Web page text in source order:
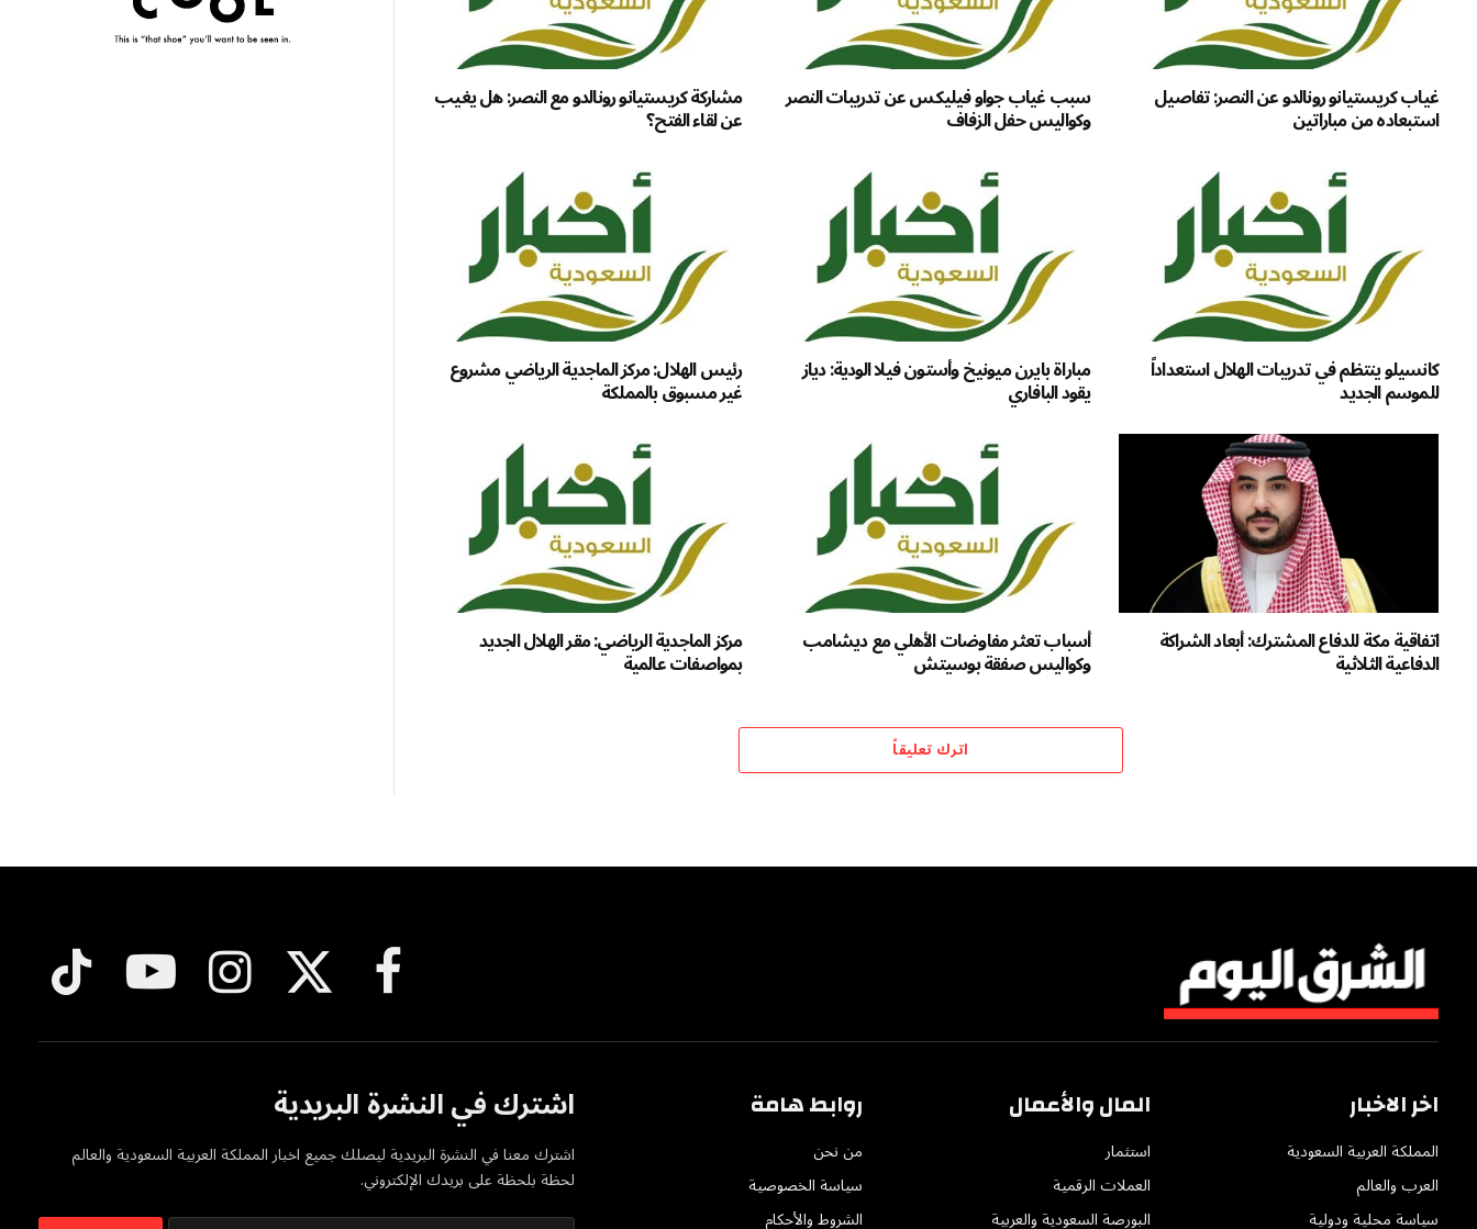
غياب كريستيانو رونالدو عن النصر: تفاصيل
استبعاده من مباراتين
سبب غياب جواو فيليكس عن تدريبات النصر
وكواليس حفل الزفاف
مشاركة كريستيانو رونالدو مع النصر: هل يغيب
عن لقاء الفتح؟
كانسيلو ينتظم في تدريبات الهلال استعداداً
للموسم الجديد
مباراة بايرن ميونيخ وأستون فيلا الودية: دياز
يقود البافاري
رئيس الهلال: مركز الماجدية الرياضي مشروع
غير مسبوق بالمملكة
اتفاقية مكة للدفاع المشترك: أبعاد الشراكة
الدفاعية الثلاثية
أسباب تعثر مفاوضات الأهلي مع ديشامب
وكواليس صفقة بوسيتش
مركز الماجدية الرياضي: مقر الهلال الجديد
بمواصفات عالمية
اترك تعليقاً
فيسبوك X الانستغرام يوتيوب تيكتوك
اخر الاخبار
المملكة العربية السعودية
العرب والعالم
سياسة محلية ودولية
المال والأعمال
استثمار
العملات الرقمية
البورصة السعودية والعربية
روابط هامة
من نحن
سياسة الخصوصية
الشروط والأحكام
اشترك في النشرة البريدية
اشترك معنا في النشرة البريدية ليصلك جميع اخبار المملكة العربية السعودية والعالم
لحظة بلحظة على بريدك الإلكتروني.